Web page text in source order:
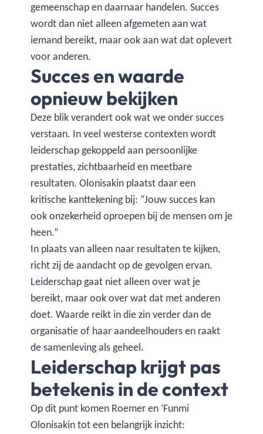
gemeenschap en daarnaar handelen. Succes
wordt dan niet alleen afgemeten aan wat
iemand bereikt, maar ook aan wat dat oplevert
voor anderen.
Succes en waarde
opnieuw bekijken
Deze blik verandert ook wat we onder succes
verstaan. In veel westerse contexten wordt
leiderschap gekoppeld aan persoonlijke
prestaties, zichtbaarheid en meetbare
resultaten. Olonisakin plaatst daar een
kritische kanttekening bij: “Jouw succes kan
ook onzekerheid oproepen bij de mensen om je
heen.”
In plaats van alleen naar resultaten te kijken,
richt zij de aandacht op de gevolgen ervan.
Leiderschap gaat niet alleen over wat je
bereikt, maar ook over wat dat met anderen
doet. Waarde reikt in die zin verder dan de
organisatie of haar aandeelhouders en raakt
de samenleving als geheel.
Leiderschap krijgt pas
betekenis in de context
Op dit punt komen Roemer en ‘Funmi
Olonisakin tot een belangrijk inzicht: